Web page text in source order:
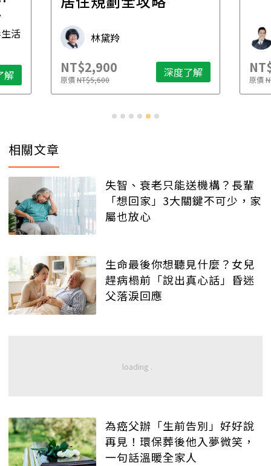
活
解
林黛羚
NT$2,900
原價NT$5,600 深度了解 原價
相關文章
失智、衰老只能送機構？長輩
「想回家」3大關鍵不可少，家
屬也放心
生命最後你想聽見什麼？女兒
趕病榻前「說出真心話」昏迷
父落淚回應
為癌父辦「生前告別」好好說
再見！環保葬後他入夢微笑，
一句話溫暖全家人